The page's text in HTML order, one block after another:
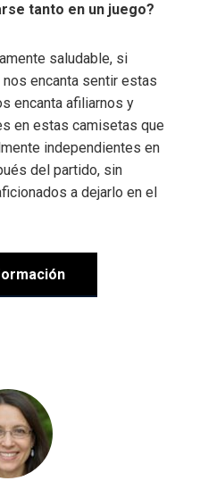
tanto en un juego?
saludable, si
encanta sentir estas
encanta afiliarnos y
en estas camisetas que
independientes en
del partido, sin
a dejarlo en el